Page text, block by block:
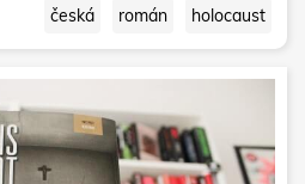
česká román holocaust